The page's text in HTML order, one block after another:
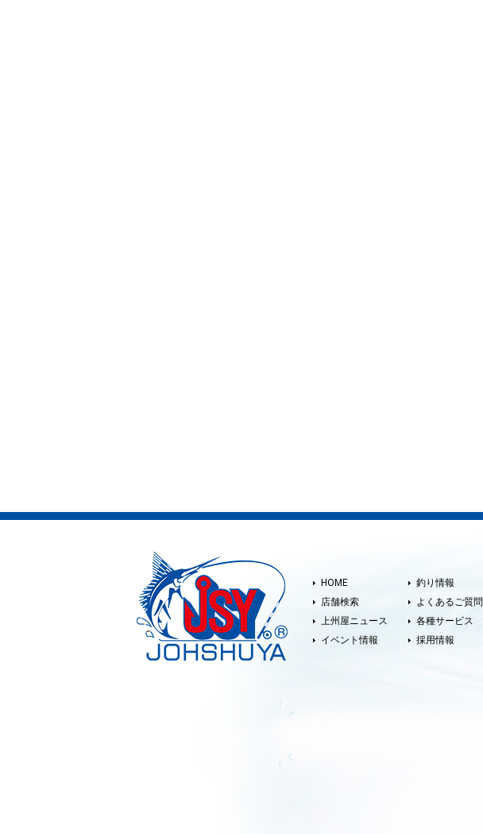
HOME
店舗検索
上州屋ニュース
イベント情報
釣り情報
よくあるご質問
各種サービス
採用情報